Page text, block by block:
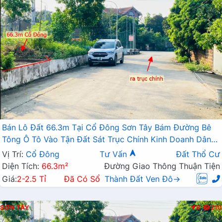
Bán Lô Đất 66.3m Tại Cổ Đông Sơn Tây Bám Đường Bê
Tông Ô Tô Vào Tận Đất Sát Trục Chính Kinh Doanh Dân
Cư Đông Phát Triển Giá Rẻ Đầu Tư
Vị Trí: Cổ Đông Tư Vấn
Đất Thổ Cư
Diện Tích: 66.3m²
Đường Giao Thông Thuận Tiện
Giá:2-2.5 Tỉ Đã Có Sổ Thành Đất Ven Đô→
SƠN TÂY B 210